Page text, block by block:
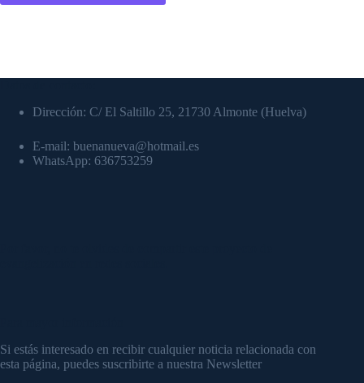
Dirección: C/ El Saltillo 25, 21730 Almonte (Huelva)
E-mail: buenanueva@hotmail.es
WhatsApp: 636753259
Si estás interesado en recibir cualquier noticia relacionada con
esta página, puedes suscribirte a nuestra Newsletter